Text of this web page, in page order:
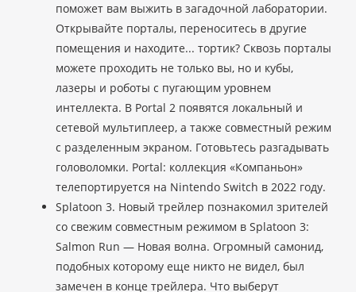
поможет вам выжить в загадочной лаборатории.
Открывайте порталы, переноситесь в другие
помещения и находите... тортик? Сквозь порталы
можете проходить не только вы, но и кубы,
лазеры и роботы с пугающим уровнем
интеллекта. В Portal 2 появятся локальный и
сетевой мультиплеер, а также совместный режим
с разделенным экраном. Готовьтесь разгадывать
головоломки. Portal: коллекция «Компаньон»
телепортируется на Nintendo Switch в 2022 году.
Splatoon 3. Новый трейлер познакомил зрителей
со свежим совместным режимом в Splatoon 3:
Salmon Run — Новая волна. Огромный самонид,
подобных которому еще никто не видел, был
замечен в конце трейлера. Что выберут